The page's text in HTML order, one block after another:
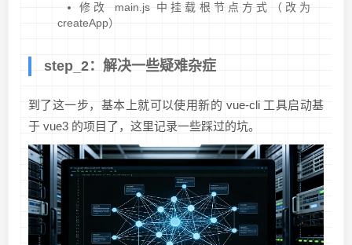
修改 main.js 中挂载根节点方式（改为
createApp）
step_2：解决一些疑难杂症
到了这一步，基本上就可以使用新的 vue-cli 工具启动基
于 vue3 的项目了，这里记录一些踩过的坑。